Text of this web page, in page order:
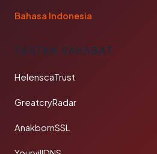
Bahasa Indonesia
TAUTAN SAHABAT
HelenscaTrust
GreatcryRadar
AnakbornSSL